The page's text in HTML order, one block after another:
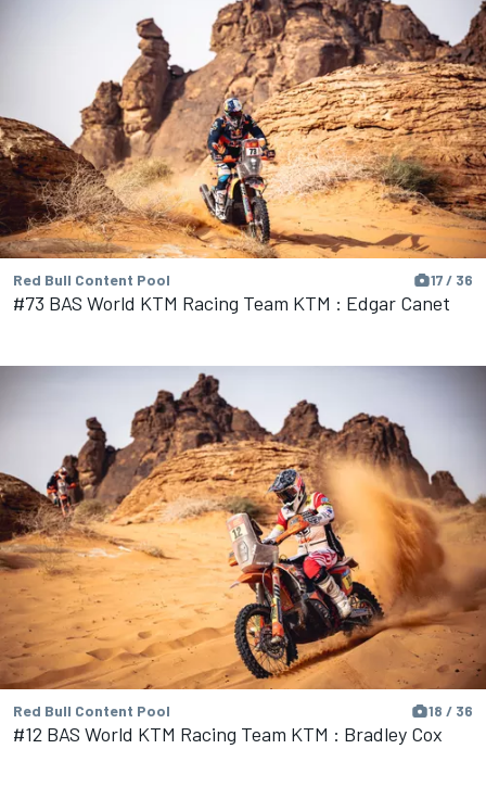
Red Bull Content Pool 17 / 36
#73 BAS World KTM Racing Team KTM : Edgar Canet
Red Bull Content Pool 18 / 36
#12 BAS World KTM Racing Team KTM : Bradley Cox